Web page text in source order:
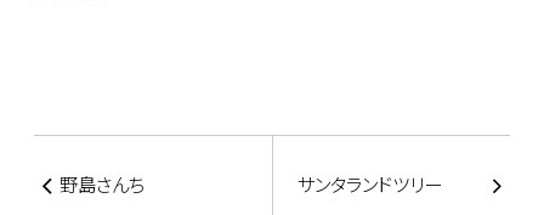
野島さんち サンタランドツリー